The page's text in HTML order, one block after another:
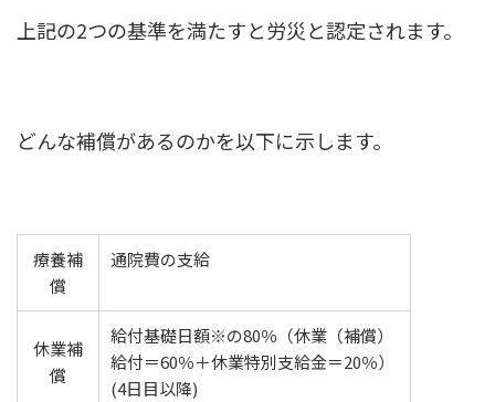
上記の2つの基準を満たすと労災と認定されます。
どんな補償があるのかを以下に示します。
療養補
償
通院費の支給
休業補
償
給付基礎日額※の80％（休業（補償）
給付＝60％＋休業特別支給金＝20％）
(4日目以降)